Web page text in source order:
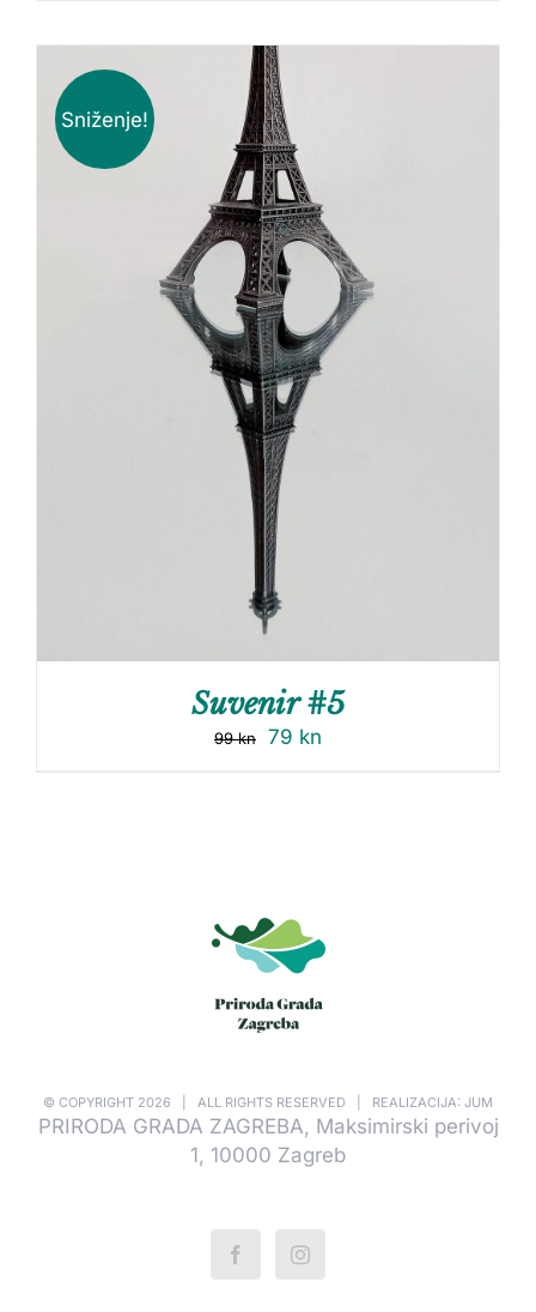
Sniženje!
Suvenir #5
99kn 79 kn
© COPYRIGHT 2026 | ALL RIGHTS RESERVED | REALIZACIJA: JUM
PRIRODA GRADA ZAGREBA, Maksimirski perivoj
1, 10000 Zagreb